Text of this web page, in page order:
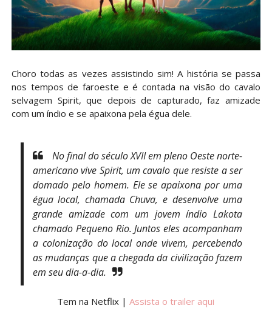
Choro todas as vezes assistindo sim! A história se passa
nos tempos de faroeste e é contada na visão do cavalo
selvagem Spirit, que depois de capturado, faz amizade
com um índio e se apaixona pela égua dele.
No final do século XVII em pleno Oeste norte-
americano vive Spirit, um cavalo que resiste a ser
domado pelo homem. Ele se apaixona por uma
égua local, chamada Chuva, e desenvolve uma
grande amizade com um jovem índio Lakota
chamado Pequeno Rio. Juntos eles acompanham
a colonização do local onde vivem, percebendo
as mudanças que a chegada da civilização fazem
em seu dia-a-dia.
Tem na Netflix |Assista o trailer aqui